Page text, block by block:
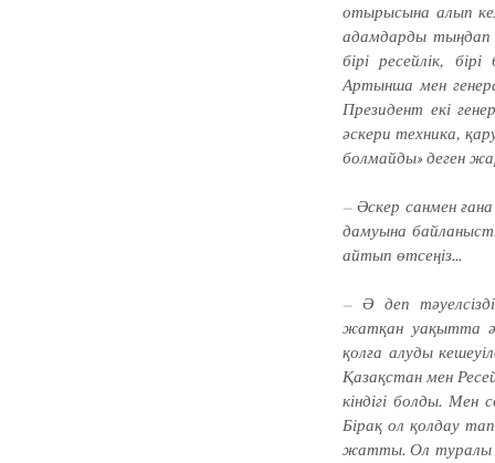
отыры­сына алып
адамдарды тыңдап
бірі ресейлік,
Артын­ша мен
Президент екі
әскери техника,
бол­майды» деген
– Әскер санмен
дамуына
айтып өтсеңіз...
– Ә деп
жатқан уа­қытта
қолға алуды
Қазақстан мен
кіндігі болды. Мен
Бірақ ол қолдау
жатты. Ол туралы